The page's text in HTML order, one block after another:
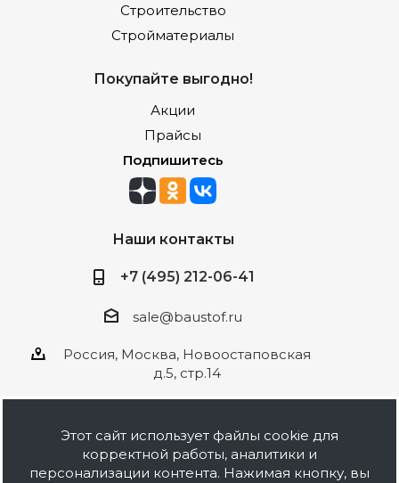
Строительство
Стройматериалы
Покупайте выгодно!
Акции
Прайсы
Подпишитесь
Наши контакты
+7 (495) 212-06-41
sale@baustof.ru
Россия, Москва, Новоостаповская
д.5, стр.14
2026 © ООО Баустов. Собственное
Этот сайт использует файлы cookie для
корректной работы, аналитики и
персонализации контента. Нажимая кнопку, вы